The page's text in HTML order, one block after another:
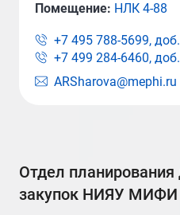
ARSharova@mephi.ru
Помещение: НЛК 4-88
+7 495 788-5699, доб.
+7 499 284-6460, доб.
отдел планирования департамента
закупок НИЯУ МИФИ